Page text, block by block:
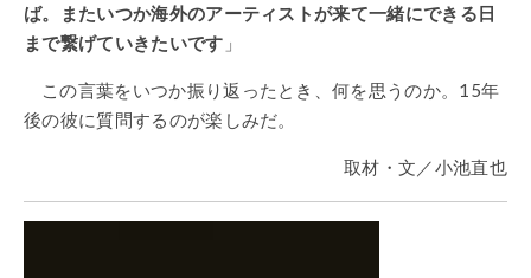
ば。またいつか海外のアーティストが来て一緒にできる日
まで繋げていきたいです 」
この言葉をいつか振り返ったとき、何を思うのか。15年
後の彼に質問するのが楽しみだ。
取材・文／小池直也